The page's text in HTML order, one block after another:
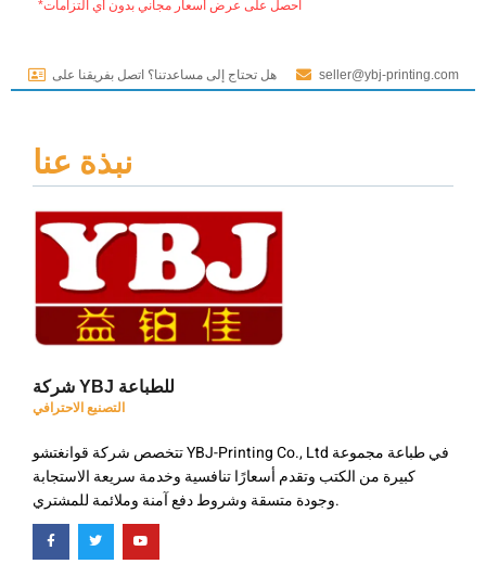
*احصل على عرض أسعار مجاني بدون أي التزامات
هل تحتاج إلى مساعدتنا؟ اتصل بفريقنا على seller@ybj-printing.com
نبذة عنا
شركة YBJ للطباعة
التصنيع الاحترافي
تتخصص شركة قوانغتشو YBJ-Printing Co., Ltd في طباعة مجموعة
كبيرة من الكتب وتقدم أسعارًا تنافسية وخدمة سريعة الاستجابة
وجودة متسقة وشروط دفع آمنة وملائمة للمشتري.